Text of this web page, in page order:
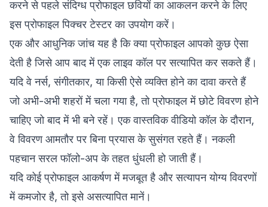
करने से पहले संदिग्ध प्रोफाइल छवियों का आकलन करने के लिए
इसप्रोफाइल पिक्चर टेस्टरका उपयोग करें।
एक और आधुनिक जांच यह है कि क्या प्रोफाइल आपको कुछ ऐसा
देती है जिसे आप बाद में एक लाइव कॉल पर सत्यापित कर सकते हैं।
यदि वे नर्स, संगीतकार, या किसी ऐसे व्यक्ति होने का दावा करते हैं
जो अभी-अभी शहरों में चला गया है, तो प्रोफाइल में छोटे विवरण होने
चाहिए जो बाद में भी बने रहें। एक वास्तविक वीडियो कॉल के दौरान,
वे विवरण आमतौर पर बिना प्रयास के सुसंगत रहते हैं। नकली
पहचान सरल फॉलो-अप के तहत धुंधली हो जाती हैं।
यदि कोई प्रोफाइल आकर्षण में मजबूत है और सत्यापन योग्य विवरणों
में कमजोर है, तो इसे असत्यापित मानें।